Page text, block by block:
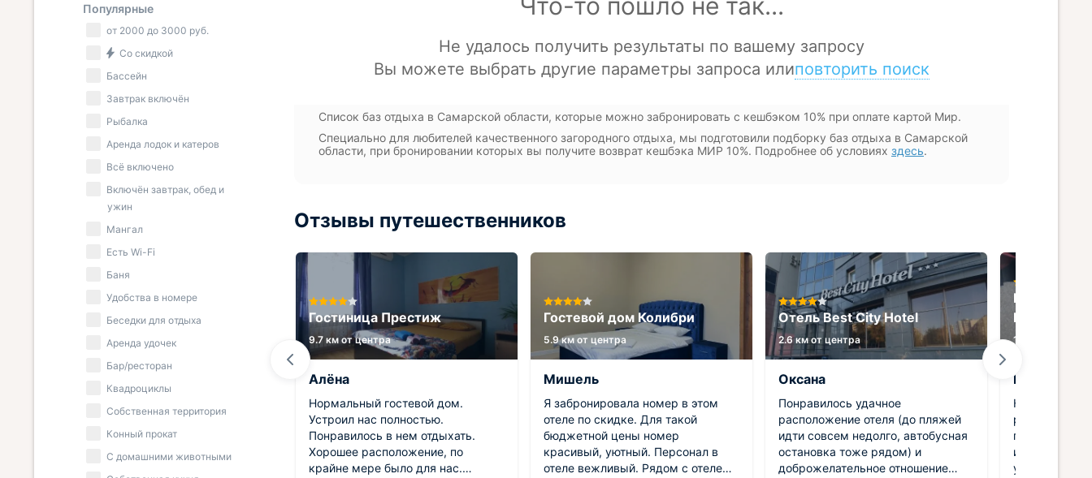
Список баз отдыха в Самарской области, которые можно забронировать с кешбэком 10% при оплате картой Мир.
Специально для любителей качественного загородного отдыха, мы подготовили подборку баз отдыха в Самарской
области, при бронировании которых вы получите возврат кешбэка МИР 10%. Подробнее об условиях здесь.
Отзывы путешественников
Гостиница Золотая рыбка
4.5 км от центра
остановиться на несколько дней
здесь. Гостиница нас порадовал.
Сотрудники вежливые,
Гостиница Престиж
9.7 км от центра
Алёна
Нормальный гостевой дом.
Устроил нас полностью.
Понравилось в нем отдыхать.
Хорошее расположение, по
крайне мере было для нас.
Гостевой дом Колибри
5.9 км от центра
Мишель
Я забронировала номер в этом
отеле по скидке. Для такой
бюджетной цены номер
красивый, уютный. Персонал в
отеле вежливый. Рядом с отелем
Отель Best City Hotel
2.6 км от центра
Оксана
Понравилось удачное
расположение отеля (до пляжей
идти совсем недолго, автобусная
остановка тоже рядом) и
доброжелательное отношение
Гостиница
Ривьера
11.6 км от
Елена
Классная
практически
уютный.
Популярные
от 2000 до 3000 руб.
Со скидкой
Бассейн
Завтрак включён
Рыбалка
Аренда лодок и катеров
Всё включено
Включён завтрак, обед и
ужин
Мангал
Есть Wi-Fi
Баня
Удобства в номере
Беседки для отдыха
Аренда удочек
Бар/ресторан
Квадроциклы
Собственная территория
Конный прокат
С домашними животными